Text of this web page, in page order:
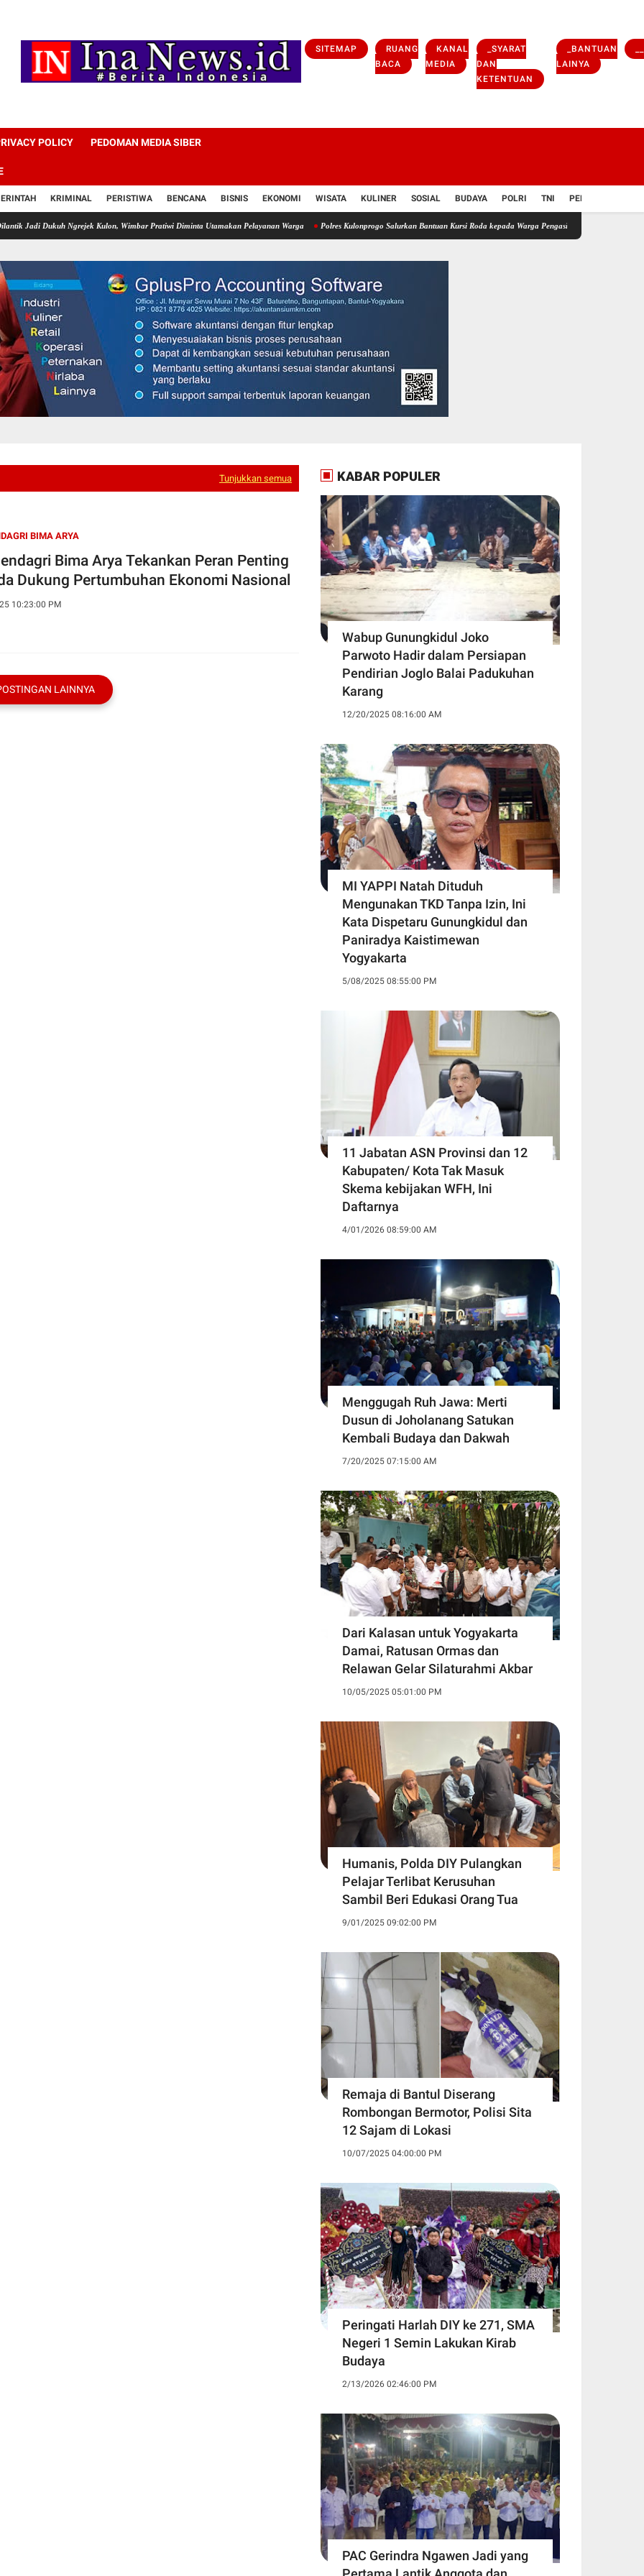
SITEMAP
RUANG
BACA
KANAL
MEDIA
_SYARAT
DAN
KETENTUAN
_BANTUAN
LAINYA
POLICY PEDOMAN MEDIA SIBER
KRIMINAL PERISTIWA BENCANA BISNIS EKONOMI WISATA KULINER SOSIAL BUDAYA POLRI TNI PENDIDIKAN
Ngrejek Kulon, Wimbar Pratiwi Diminta Utamakan Pelayanan Warga Polres Kulonprogo Salurkan Bantuan Kursi Roda kepada Warga Pengasih yang Membutuhkan
Tunjukkan semua
BIMA ARYA
Bima Arya Tekankan Peran Penting
Dukung Pertumbuhan Ekonomi Nasional
10:23:00 PM
LAINNYA
KABAR POPULER
Wabup Gunungkidul Joko
Parwoto Hadir dalam Persiapan
Pendirian Joglo Balai Padukuhan
Karang
12/20/2025 08:16:00 AM
MI YAPPI Natah Dituduh
Mengunakan TKD Tanpa Izin, Ini
Kata Dispetaru Gunungkidul dan
Paniradya Kaistimewan
Yogyakarta
5/08/2025 08:55:00 PM
11 Jabatan ASN Provinsi dan 12
Kabupaten/ Kota Tak Masuk
Skema kebijakan WFH, Ini
Daftarnya ‎
4/01/2026 08:59:00 AM
Menggugah Ruh Jawa: Merti
Dusun di Joholanang Satukan
Kembali Budaya dan Dakwah
7/20/2025 07:15:00 AM
Dari Kalasan untuk Yogyakarta
Damai, Ratusan Ormas dan
Relawan Gelar Silaturahmi Akbar
10/05/2025 05:01:00 PM
Humanis, Polda DIY Pulangkan
Pelajar Terlibat Kerusuhan
Sambil Beri Edukasi Orang Tua
9/01/2025 09:02:00 PM
Remaja di Bantul Diserang
Rombongan Bermotor, Polisi Sita
12 Sajam di Lokasi
10/07/2025 04:00:00 PM
Peringati Harlah DIY ke 271, SMA
Negeri 1 Semin Lakukan Kirab
Budaya ‎
2/13/2026 02:46:00 PM
PAC Gerindra Ngawen Jadi yang